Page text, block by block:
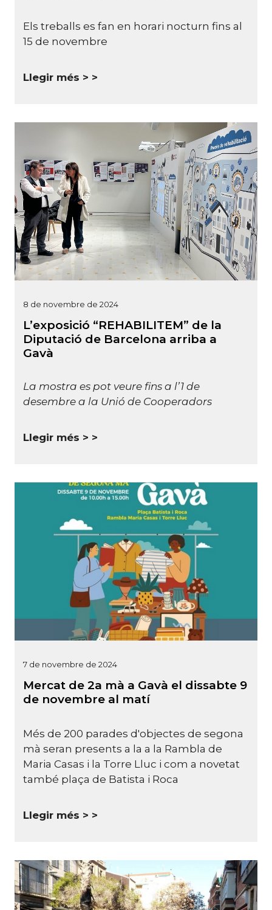
Els treballs es fan en horari nocturn fins al
15 de novembre
Llegir més >
8 de novembre de 2024
L’exposició “REHABILITEM” de la
Diputació de Barcelona arriba a
Gavà
La mostra es pot veure fins a l’1 de
desembre a la Unió de Cooperadors
Llegir més >
7 de novembre de 2024
Mercat de 2a mà a Gavà el dissabte 9
de novembre al matí
Més de 200 parades d'objectes de segona
mà seran presents a la a la Rambla de
Maria Casas i la Torre Lluc i com a novetat
també plaça de Batista i Roca
Llegir més >